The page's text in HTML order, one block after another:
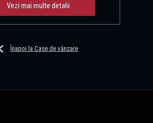
Vezi mai multe detalii
Înapoi la Case de vânzare